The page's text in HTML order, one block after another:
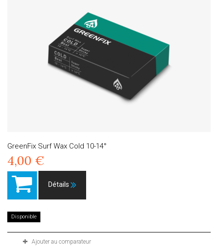
GreenFix Surf Wax Cold 10-14°
4,00 €
Détails
Disponible
Ajouter au comparateur